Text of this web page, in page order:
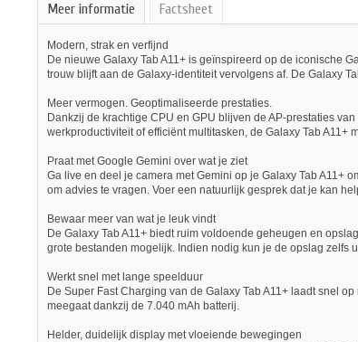
Meer informatie Factsheet
Modern, strak en verfijnd
De nieuwe Galaxy Tab A11+ is geïnspireerd op de iconische
trouw blijft aan de Galaxy-identiteit vervolgens af. De Galaxy
Meer vermogen. Geoptimaliseerde prestaties.
Dankzij de krachtige CPU en GPU blijven de AP-prestaties
werkproductiviteit of efficiënt multitasken, de Galaxy Tab
Praat met Google Gemini over wat je ziet
Ga live en deel je camera met Gemini op je Galaxy Tab A11+
om advies te vragen. Voer een natuurlijk gesprek dat je kan
Bewaar meer van wat je leuk vindt
De Galaxy Tab A11+ biedt ruim voldoende geheugen en
grote bestanden mogelijk. Indien nodig kun je de opslag zelfs
Werkt snel met lange speelduur
De Super Fast Charging van de Galaxy Tab A11+ laadt snel
meegaat dankzij de 7.040 mAh batterij.
Helder, duidelijk display met vloeiende bewegingen